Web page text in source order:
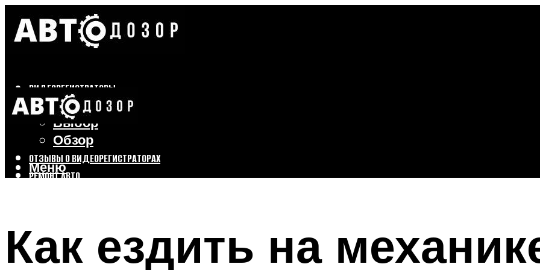
ВИДЕОРЕГИСТРАТОРЫ
Бренды
Выбор
Обзор
ОТЗЫВЫ О ВИДЕОРЕГИСТРАТОРАХ
РЕМОНТ АВТО
Меню
Меню
Как ездить на